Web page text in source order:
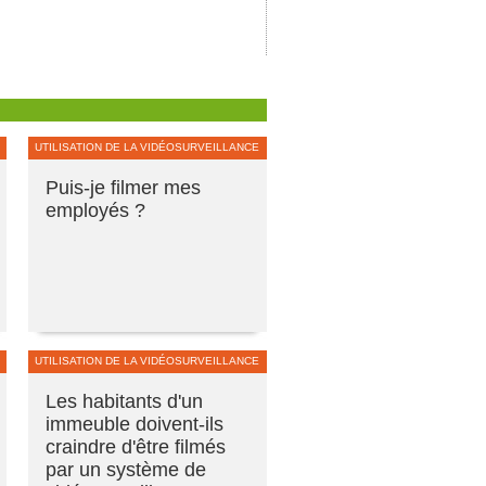
UTILISATION DE LA VIDÉOSURVEILLANCE
Puis-je filmer mes
employés ?
UTILISATION DE LA VIDÉOSURVEILLANCE
Les habitants d'un
immeuble doivent-ils
craindre d'être filmés
par un système de